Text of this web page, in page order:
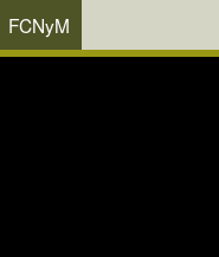
FCNyM